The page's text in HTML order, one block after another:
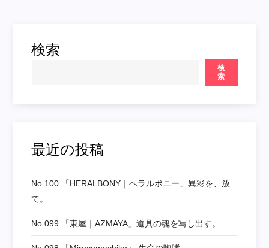
検索
検
索
最近の投稿
No.100 「HERALBONY｜ヘラルボニー」異彩を、放
て。
No.099 「東屋｜AZMAYA」道具の魂を写し出す。